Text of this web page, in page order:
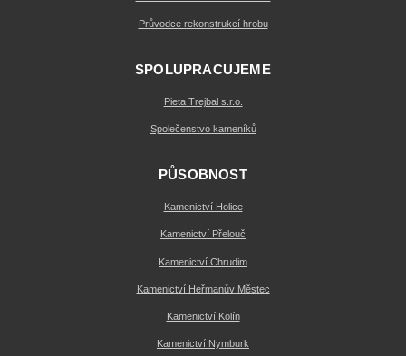
Průvodce rekonstrukcí hrobu
SPOLUPRACUJEME
Pieta Trejbal s.r.o.
Společenstvo kameníků
PŮSOBNOST
Kamenictví Holice
Kamenictví Přelouč
Kamenictví Chrudim
Kamenictví Heřmanův Městec
Kamenictví Kolín
Kamenictví Nymburk